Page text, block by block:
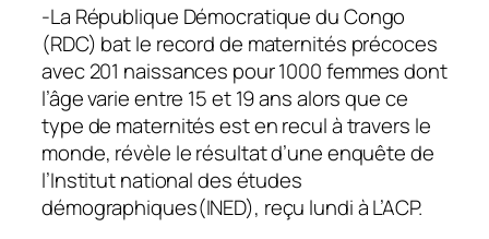
-La République Démocratique du Congo
(RDC) bat le record de maternités précoces
avec 201 naissances pour 1000 femmes dont
l’âge varie entre 15 et 19 ans alors que ce
type de maternités est en recul à travers le
monde, révèle le résultat d’une enquête de
l’Institut national des études
démographiques(INED), reçu lundi à L’ACP.